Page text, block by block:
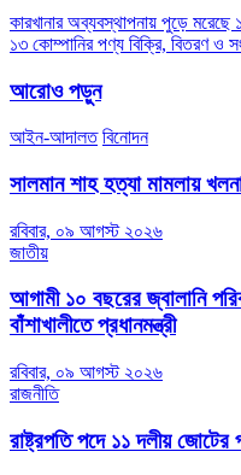
Post
navigation
কারখানার অব্যবস্থাপনায় পুড়ে
১৩ কোম্পানির পণ্য বিক্রি, বিতরণ ও
আরোও পড়ুন
আইন-আদালত বিনোদন
সালমান শাহ হত্যা মামলায়
রবিবার, ০৯ আগস্ট ২০২৬
জাতীয়
আগামী ১০ বছরের জ্বালানি
বাঁশাখালীতে প্রধানমন্ত্রী
রবিবার, ০৯ আগস্ট ২০২৬
রাজনীতি
রাষ্ট্রপতি পদে ১১ দলীয় জোটের